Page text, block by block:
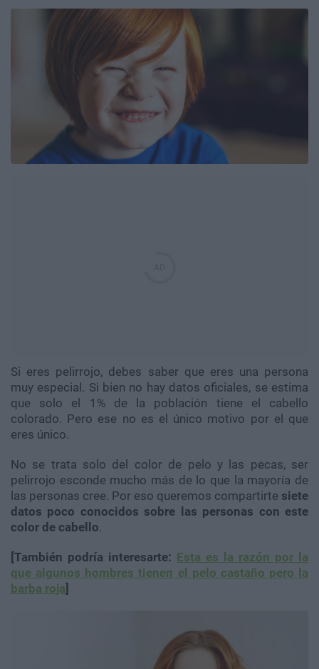
Si eres pelirrojo, debes saber que eres una persona
muy especial. Si bien no hay datos oficiales, se estima
que solo el 1% de la población tiene el cabello
colorado. Pero ese no es el único motivo por el que
eres único.
No se trata solo del color de pelo y las pecas, ser
pelirrojo esconde mucho más de lo que la mayoría de
las personas cree. Por eso queremos compartirte siete
datos poco conocidos sobre las personas con este
color de cabello.
[También podría interesarte: Esta es la razón por la
que algunos hombres tienen el pelo castaño pero la
barba roja]